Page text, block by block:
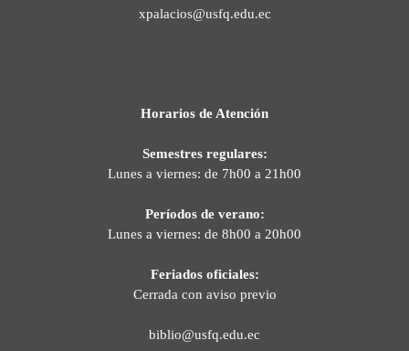
xpalacios@usfq.edu.ec
Horarios de Atención
Semestres regulares:
Lunes a viernes: de 7h00 a 21h00
Períodos de verano:
Lunes a viernes: de 8h00 a 20h00
Feriados oficiales:
Cerrada con aviso previo
biblio@usfq.edu.ec